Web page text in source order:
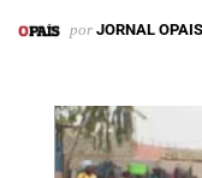
por JORNAL OPAIS